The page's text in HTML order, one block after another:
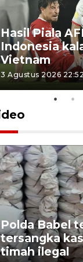
Hasil Piala
Indonesia
Vietnam
3 Agustus 2026
Polda Babel
tersangka
timah ilegal